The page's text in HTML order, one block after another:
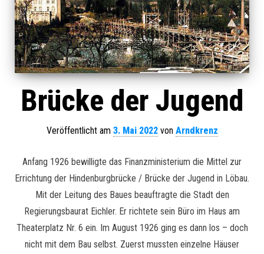
Brücke der Jugend
Veröffentlicht am 3. Mai 2022von Arndkrenz
Anfang 1926 bewilligte das Finanzministerium die Mittel zur
Errichtung der Hindenburgbrücke / Brücke der Jugend in Löbau.
Mit der Leitung des Baues beauftragte die Stadt den
Regierungsbaurat Eichler. Er richtete sein Büro im Haus am
Theaterplatz Nr. 6 ein. Im August 1926 ging es dann los – doch
nicht mit dem Bau selbst. Zuerst mussten einzelne Häuser